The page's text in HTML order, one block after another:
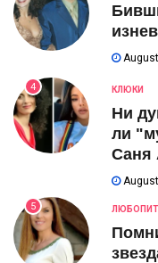
4 КЛЮКИ
Ни
ли
Саня
5